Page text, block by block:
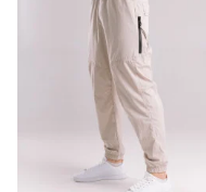
Призначення
Склад тканини